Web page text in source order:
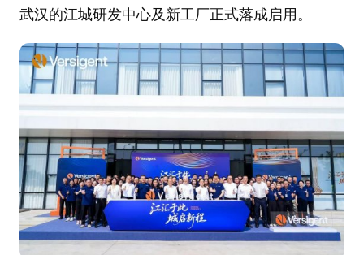
武汉的江城研发中心及新工厂正式落成启用。